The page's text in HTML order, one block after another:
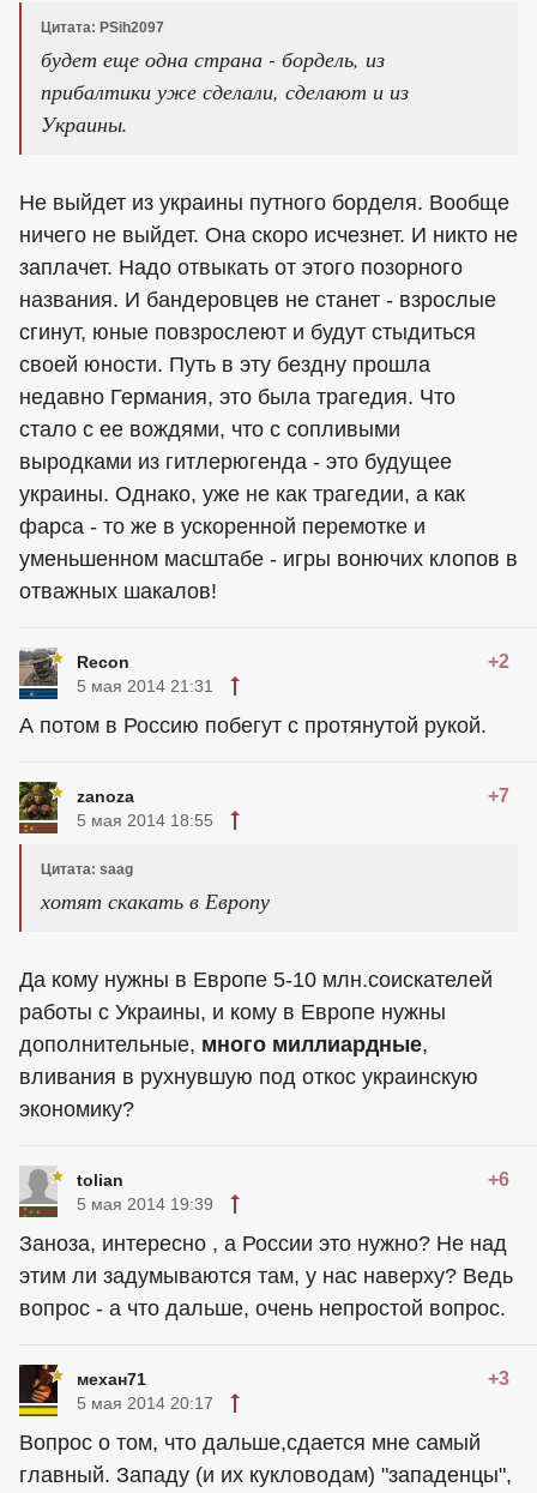
Цитата: PSih2097
будет еще одна страна - бордель, из
прибалтики уже сделали, сделают и из
Украины.
Не выйдет из украины путного борделя. Вообще
ничего не выйдет. Она скоро исчезнет. И никто не
заплачет. Надо отвыкать от этого позорного
названия. И бандеровцев не станет - взрослые
сгинут, юные повзрослеют и будут стыдиться
своей юности. Путь в эту бездну прошла
недавно Германия, это была трагедия. Что
стало с ее вождями, что с сопливыми
выродками из гитлерюгенда - это будущее
украины. Однако, уже не как трагедии, а как
фарса - то же в ускоренной перемотке и
уменьшенном масштабе - игры вонючих клопов в
отважных шакалов!
Recon +2
5 мая 2014 21:31
А потом в Россию побегут с протянутой рукой.
zanoza +7
5 мая 2014 18:55
Цитата: saag
хотят скакать в Европу
Да кому нужны в Европе 5-10 млн.соискателей
работы с Украины, и кому в Европе нужны
дополнительные, много миллиардные,
вливания в рухнувшую под откос украинскую
экономику?
tolian +6
5 мая 2014 19:39
Заноза, интересно , а России это нужно? Не над
этим ли задумываются там, у нас наверху? Ведь
вопрос - а что дальше, очень непростой вопрос.
механ71 +3
5 мая 2014 20:17
Вопрос о том, что дальше,сдается мне самый
главный. Западу (и их кукловодам) "западенцы",